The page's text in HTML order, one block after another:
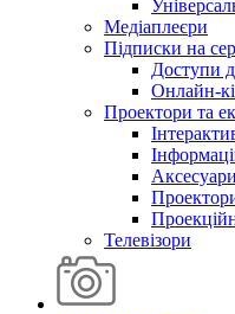
Медіаплеєри
Підписки на
Доступи
Онлайн-
Проектори та
Телевізори